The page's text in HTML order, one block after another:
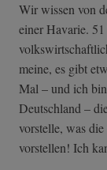
Wir wissen von
einer Havarie.
meine, es gibt
Mal – und ich
Deutschland –
vorstelle, was
vorstellen! Ich